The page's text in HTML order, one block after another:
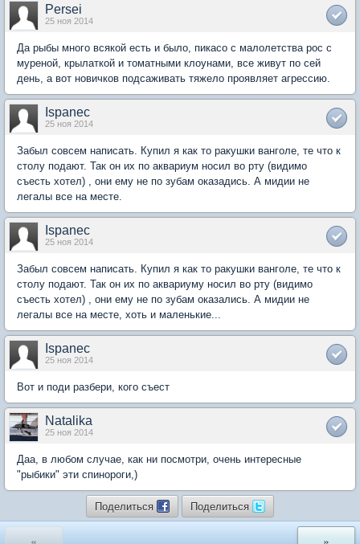
Persei
25 ноя 2014
Да рыбы много всякой есть и было, пикасо с малолетства рос с
муреной, крылаткой и томатными клоунами, все живут по сей
день, а вот новичков подсаживать тяжело проявляет агрессию.
Ispanec
25 ноя 2014
Забыл совсем написать. Купил я как то ракушки ванголе, те что к
столу подают. Так он их по аквариум носил во рту (видимо
съесть хотел) , они ему не по зубам оказадись. А мидии не
легалы все на месте.
Ispanec
25 ноя 2014
Забыл совсем написать. Купил я как то ракушки ванголе, те что к
столу подают. Так он их по аквариуму носил во рту (видимо
съесть хотел) , они ему не по зубам оказались. А мидии не
легалы все на месте, хоть и маленькие...
Ispanec
25 ноя 2014
Вот и поди разбери, кого съест
Natalika
25 ноя 2014
Даа, в любом случае, как ни посмотри, очень интересные
"рыбики" эти спинороги,)
Поделиться Поделиться
« »